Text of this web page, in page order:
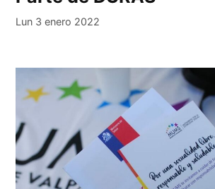
Lun 3 enero 2022